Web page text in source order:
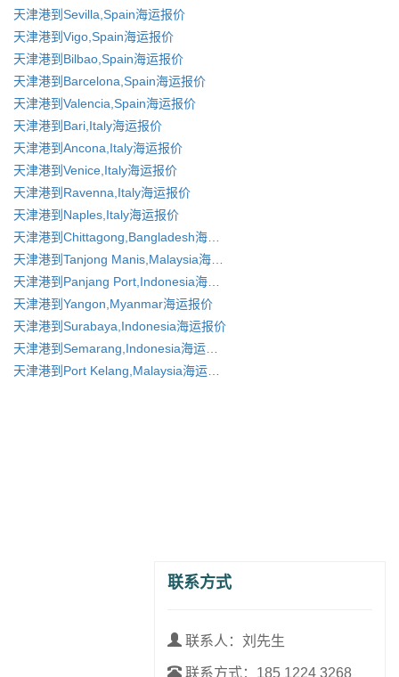
天津港到Sevilla,Spain海运报价
天津港到Vigo,Spain海运报价
天津港到Bilbao,Spain海运报价
天津港到Barcelona,Spain海运报价
天津港到Valencia,Spain海运报价
天津港到Bari,Italy海运报价
天津港到Ancona,Italy海运报价
天津港到Venice,Italy海运报价
天津港到Ravenna,Italy海运报价
天津港到Naples,Italy海运报价
天津港到Yangon,Myanmar海运报价
天津港到Surabaya,Indonesia海运报价
联系方式
联系人：刘先生
联系方式： 185 1224 3268